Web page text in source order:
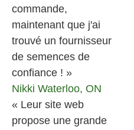
commande,
maintenant que j'ai
trouvé un fournisseur
de semences de
confiance ! »
Nikki Waterloo, ON
« Leur site web
propose une grande